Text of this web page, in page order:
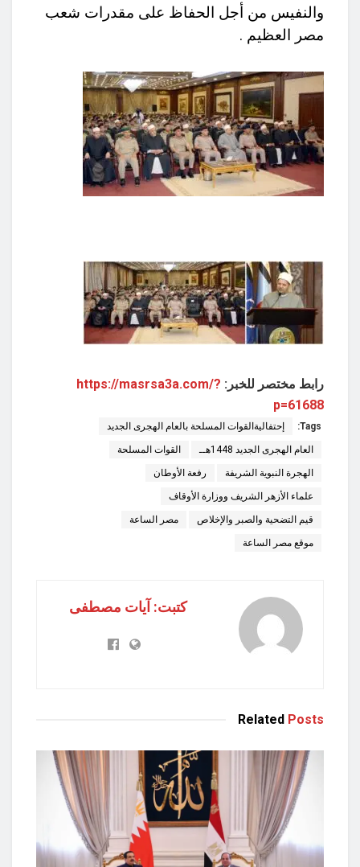
والنفيس من أجل الحفاظ على مقدرات شعب
مصر العظيم .
رابط مختصر للخبر: https://masrsa3a.com/?
p=61688
Tags: إحتفاليةالقوات المسلحة بالعام الهجرى الجديد
العام الهجرى الجديد 1448هــ القوات المسلحة
الهجرة النبوية الشريفة رفعة الأوطان
علماء الأزهر الشريف ووزارة الأوقاف
قيم التضحية والصبر والإخلاص مصر الساعة
موقع مصر الساعة
كتبت: آيات مصطفى
Related Posts